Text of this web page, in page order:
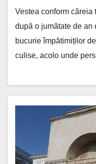
Vestea conform
după o jumătate de an
bucurie împătimiților
culise, acolo unde